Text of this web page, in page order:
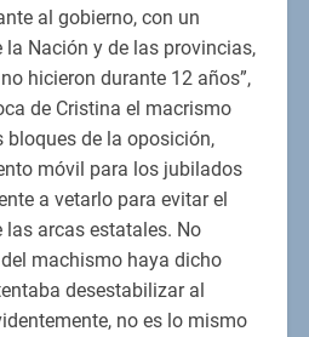
al gobierno, con un
Nación y de las provincias,
hicieron durante 12 años”,
de Cristina el macrismo
de la oposición,
móvil para los jubilados
a vetarlo para evitar el
arcas estatales. No
machismo haya dicho
desestabilizar al
no es lo mismo